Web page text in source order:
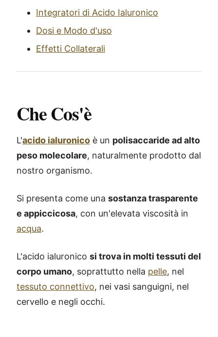
Integratori di Acido Ialuronico
Dosi e Modo d'uso
Effetti Collaterali
Che Cos'è
L'acido ialuronico è un polisaccaride ad alto
peso molecolare, naturalmente prodotto dal
nostro organismo.
Si presenta come una sostanza trasparente
e appiccicosa, con un'elevata viscosità in
acqua.
L'acido ialuronico si trova in molti tessuti del
corpo umano, soprattutto nella pelle, nel
tessuto connettivo, nei vasi sanguigni, nel
cervello e negli occhi.